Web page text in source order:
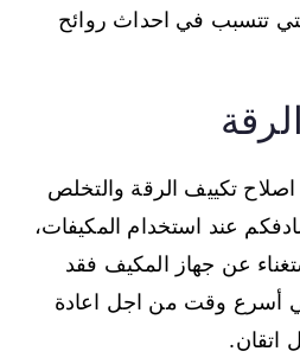
تتسبب في احداث روائح
تكييف الرقة والتخلص
عند استخدام المكيفات،
عن جهاز المكيف فقد
وقت من اجل اعادة
اتقان.